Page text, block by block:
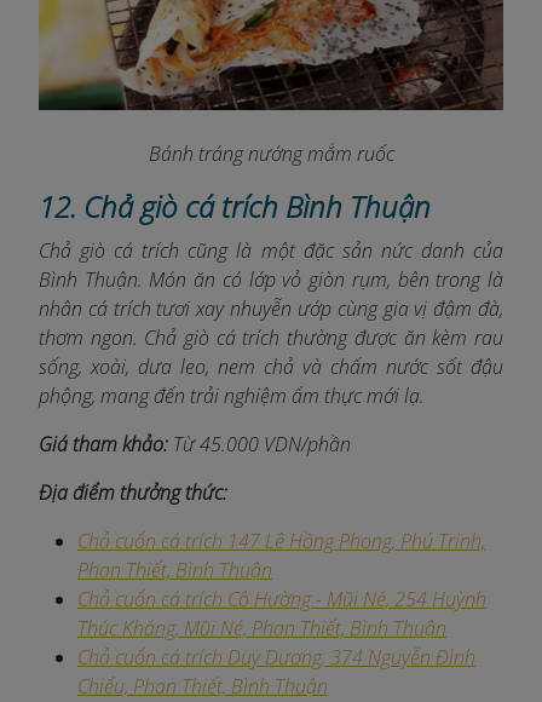
Bánh tráng nướng mắm ruốc
12. Chả giò cá trích Bình Thuận
Chả giò cá trích cũng là một đặc sản nức danh của
Bình Thuận. Món ăn có lớp vỏ giòn rụm, bên trong là
nhân cá trích tươi xay nhuyễn ướp cùng gia vị đậm đà,
thơm ngon. Chả giò cá trích thường được ăn kèm rau
sống, xoài, dưa leo, nem chả và chấm nước sốt đậu
phộng, mang đến trải nghiệm ẩm thực mới lạ.
Giá tham khảo: Từ 45.000 VDN/phần
Địa điểm thưởng thức:
Chả cuốn cá trích 147 Lê Hồng Phong, Phú Trinh,
Phan Thiết, Bình Thuận
Chả cuốn cá trích Cô Hường - Mũi Né, 254 Huỳnh
Thúc Kháng, Mũi Né, Phan Thiết, Bình Thuận
Chả cuốn cá trích Duy Dương, 374 Nguyễn Đình
Chiểu, Phan Thiết, Bình Thuận